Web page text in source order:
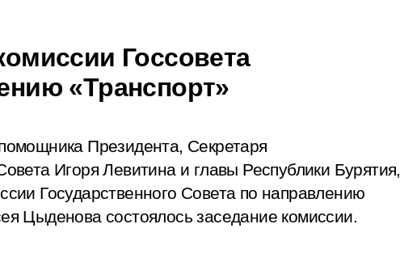
Госсовета
«Транспорт»
Президента, Секретаря
Игоря Левитина и главы Республики Бурятия,
Государственного Совета по направлению
Цыденова состоялось заседание комиссии.